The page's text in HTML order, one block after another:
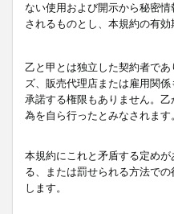
ない使用および開示から秘密
されるものとし、本規約の有
乙と甲とは独立した契約者で
ズ、販売代理店または雇用関
承諾する権限もありません。
為を自ら行ったとみなされます。
本規約にこれと矛盾する定め
る、または罰せられる方法で
します。